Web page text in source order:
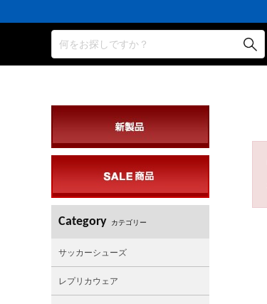
何をお探しですか？
Category カテゴリー
サッカーシューズ
レプリカウェア